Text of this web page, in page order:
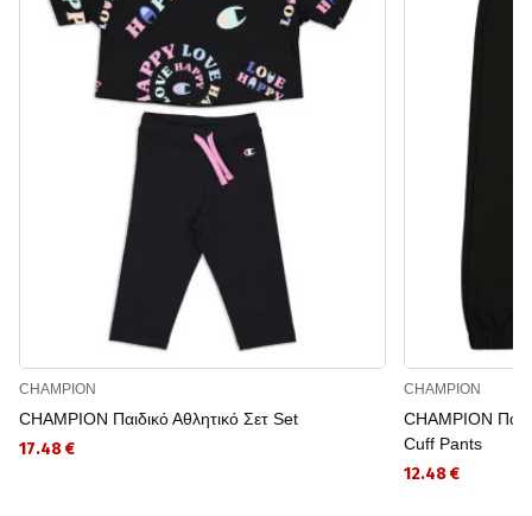
CHAMPION
CHAMPION Παιδικό Αθλητικό Σετ Set
17.48 €
CHAMPION
CHAMPION
Cuff Pants
12.48 €